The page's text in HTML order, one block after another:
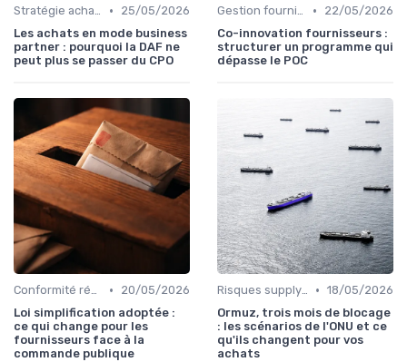
Stratégie achats •
25/05/2026
Les achats en mode business
partner : pourquoi la DAF ne
peut plus se passer du CPO
Gestion fournisseurs •
22/05/2026
Co-innovation fournisseurs :
structurer un programme qui
dépasse le POC
Conformité réglementaire •
20/05/2026
Loi simplification adoptée :
ce qui change pour les
fournisseurs face à la
commande publique
Risques supply-chain • 18/05/2026
Ormuz, trois mois de blocage
: les scénarios de l'ONU et ce
qu'ils changent pour vos
achats